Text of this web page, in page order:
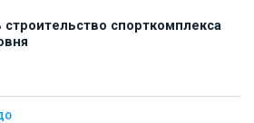
строительство спорткомплекса